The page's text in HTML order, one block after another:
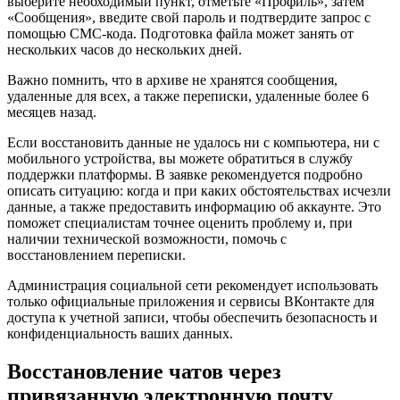
«Сообщения», введите свой пароль и подтвердите запрос с
помощью СМС-кода. Подготовка файла может занять от
нескольких часов до нескольких дней.
Важно помнить, что в архиве не хранятся сообщения,
удаленные для всех, а также переписки, удаленные более 6
месяцев назад.
Если восстановить данные не удалось ни с компьютера, ни с
мобильного устройства, вы можете обратиться в службу
поддержки платформы. В заявке рекомендуется подробно
описать ситуацию: когда и при каких обстоятельствах исчезли
данные, а также предоставить информацию об аккаунте. Это
поможет специалистам точнее оценить проблему и, при
наличии технической возможности, помочь с
восстановлением переписки.
Администрация социальной сети рекомендует использовать
только официальные приложения и сервисы ВКонтакте для
доступа к учетной записи, чтобы обеспечить безопасность и
конфиденциальность ваших данных.
Восстановление чатов через